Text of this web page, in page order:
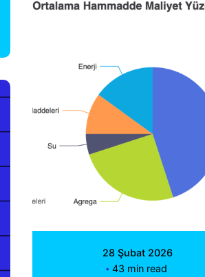
Posted by
Vital A.Ş.
Webmaster
28 Şubat 2026
43 min read